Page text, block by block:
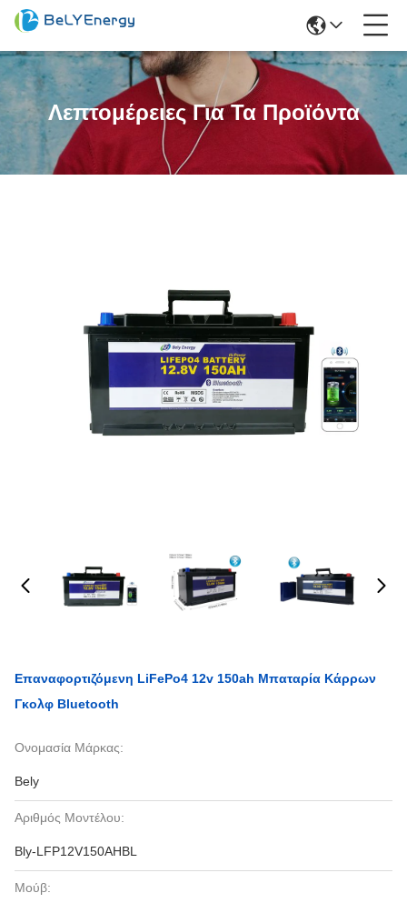
Λεπτομέρειες Για Τα Προϊόντα
Επαναφορτιζόμενη LiFePo4 12v 150ah Μπαταρία Κάρρων
Γκολφ Bluetooth
Ονομασία Μάρκας:
Bely
Αριθμός Μοντέλου:
Bly-LFP12V150AHBL
Μούβ: